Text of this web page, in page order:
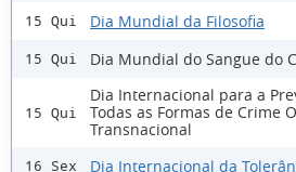
15 Qui Dia Mundial da Filosofia
15 Qui Dia Mundial do Sangue do
15 Qui
Dia Internacional para a
Todas as Formas de Crime
Transnacional
16 Sex Dia Internacional da